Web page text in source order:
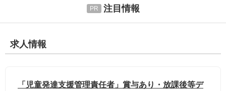
注目情報
求人情報
「児童発達支援管理責任者」賞与あり・放課後等デ